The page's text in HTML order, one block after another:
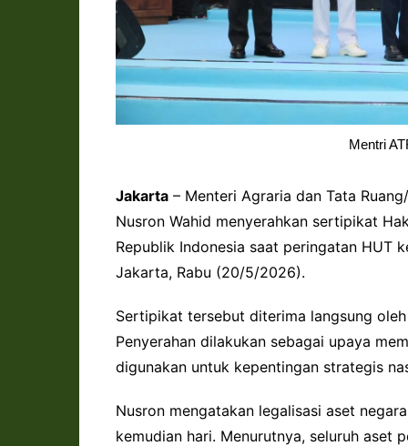
Mentri
Jakarta – Menteri Agraria dan Tata
Nusron Wahid menyerahkan sertipikat
Republik Indonesia saat peringatan HUT
Jakarta, Rabu (20/5/2026).
Sertipikat tersebut diterima langsung oleh
Penyerahan dilakukan sebagai upaya
digunakan untuk kepentingan strategis
Nusron mengatakan legalisasi aset
kemudian hari. Menurutnya, seluruh aset